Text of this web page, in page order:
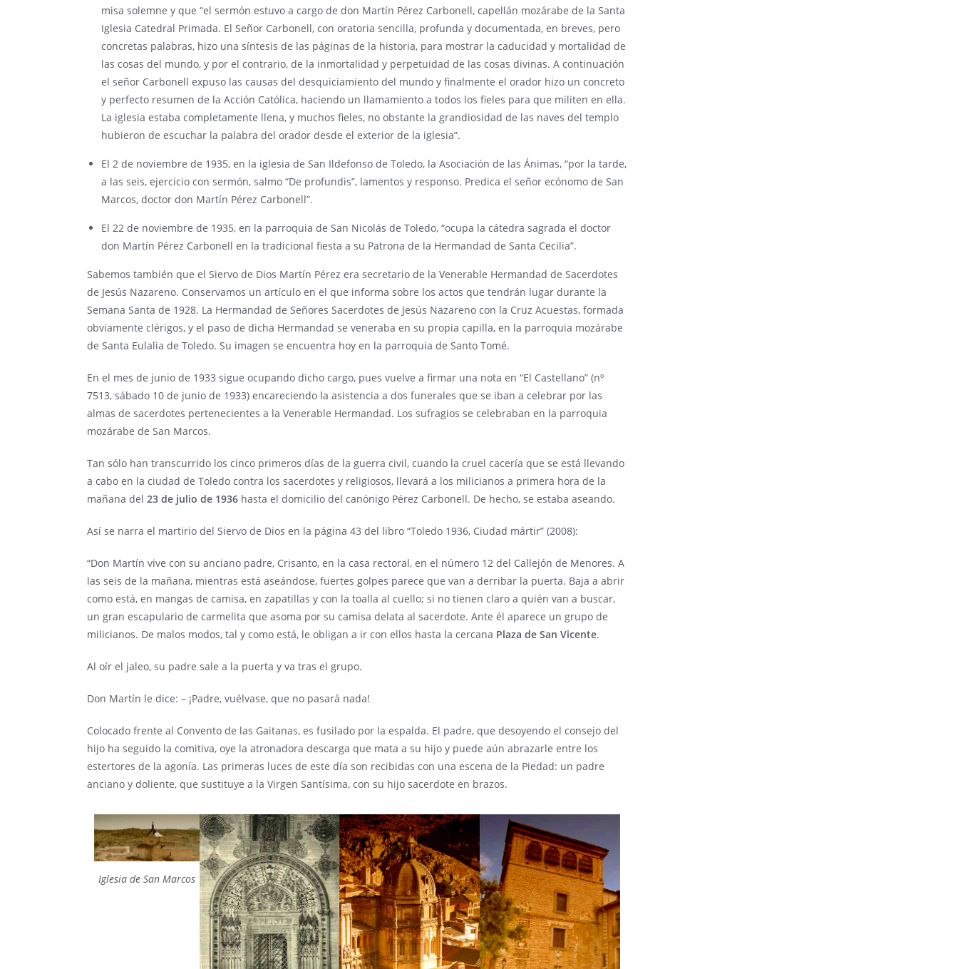
misa solemne y que “el sermón estuvo a cargo de don Martín Pérez Carbonell, capellán mozárabe de la Santa
Iglesia Catedral Primada. El Señor Carbonell, con oratoria sencilla, profunda y documentada, en breves, pero
concretas palabras, hizo una síntesis de las páginas de la historia, para mostrar la caducidad y mortalidad de
las cosas del mundo, y por el contrario, de la inmortalidad y perpetuidad de las cosas divinas. A continuación
el señor Carbonell expuso las causas del desquiciamiento del mundo y finalmente el orador hizo un concreto
y perfecto resumen de la Acción Católica, haciendo un llamamiento a todos los fieles para que militen en ella.
La iglesia estaba completamente llena, y muchos fieles, no obstante la grandiosidad de las naves del templo
hubieron de escuchar la palabra del orador desde el exterior de la iglesia”.
El 2 de noviembre de 1935, en la iglesia de San Ildefonso de Toledo, la Asociación de las Ánimas, “por la tarde,
a las seis, ejercicio con sermón, salmo “De profundis”, lamentos y responso. Predica el señor ecónomo de San
Marcos, doctor don Martín Pérez Carbonell”.
El 22 de noviembre de 1935, en la parroquia de San Nicolás de Toledo, “ocupa la cátedra sagrada el doctor
don Martín Pérez Carbonell en la tradicional fiesta a su Patrona de la Hermandad de Santa Cecilia”.
Sabemos también que el Siervo de Dios Martín Pérez era secretario de la Venerable Hermandad de Sacerdotes
de Jesús Nazareno. Conservamos un artículo en el que informa sobre los actos que tendrán lugar durante la
Semana Santa de 1928. La Hermandad de Señores Sacerdotes de Jesús Nazareno con la Cruz Acuestas, formada
obviamente clérigos, y el paso de dicha Hermandad se veneraba en su propia capilla, en la parroquia mozárabe
de Santa Eulalia de Toledo. Su imagen se encuentra hoy en la pa­rroquia de Santo Tomé.
En el mes de junio de 1933 sigue ocupando dicho cargo, pues vuelve a firmar una nota en “El Castellano” (nº
7513, sábado 10 de junio de 1933) encareciendo la asistencia a dos funerales que se iban a celebrar por las
almas de sacerdotes pertenecientes a la Venerable Hermandad. Los sufragios se celebraban en la parroquia
mozárabe de San Marcos.
Tan sólo han transcurrido los cinco primeros días de la guerra civil, cuando la cruel cacería que se está llevando
a cabo en la ciudad de Toledo contra los sacerdotes y religiosos, llevará a los milicianos a primera hora de la
mañana del 23 de julio de 1936 hasta el domicilio del canónigo Pérez Carbonell. De hecho, se estaba aseando.
Así se narra el martirio del Siervo de Dios en la página 43 del libro “Toledo 1936, Ciudad mártir” (2008):
“Don Martín vive con su anciano padre, Crisanto, en la casa rectoral, en el número 12 del Callejón de Menores. A
las seis de la mañana, mientras está aseándose, fuertes golpes parece que van a derribar la puerta. Baja a abrir
como está, en mangas de camisa, en zapatillas y con la toalla al cuello; si no tienen claro a quién van a buscar,
un gran escapulario de carmelita que asoma por su camisa delata al sacerdote. Ante él aparece un grupo de
milicianos. De malos modos, tal y como está, le obligan a ir con ellos hasta la cercana Plaza de San Vicente.
Al oír el jaleo, su padre sale a la puerta y va tras el grupo.
Don Martín le dice: – ¡Padre, vuélvase, que no pasará nada!
Colocado frente al Convento de las Gaitanas, es fusilado por la espalda. El padre, que desoyendo el consejo del
hijo ha seguido la comitiva, oye la atronadora descarga que mata a su hijo y puede aún abrazarle entre los
estertores de la agonía. Las primeras luces de este día son recibidas con una escena de la Piedad: un padre
anciano y doliente, que sustituye a la Virgen Santísima, con su hijo sacerdote en brazos.
Iglesia de San Marcos